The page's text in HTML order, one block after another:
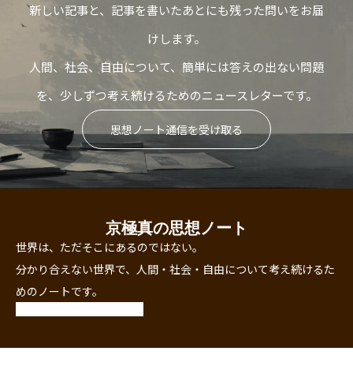
新しい記事と、記事を書いたあとにも残った問いをお届
けします。
人間、社会、自由について、簡単には答えの出ない問題
を、少しずつ考え続けるためのニュースレターです。
思想ノート通信を受け取る
京極真の思想ノート
世界は、ただそこにあるのではない。
分かり合えない世界で、人間・社会・自由について考え続けるた
めのノートです。